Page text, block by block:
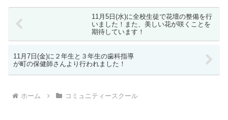
11月5日(水)に全校生徒で花壇の整備を行
いました！また、美しい花が咲くことを
期待しています！
11月7日(金)に２年生と３年生の歯科指導
が町の保健師さんより行われました！
ホーム コミュニティースクール